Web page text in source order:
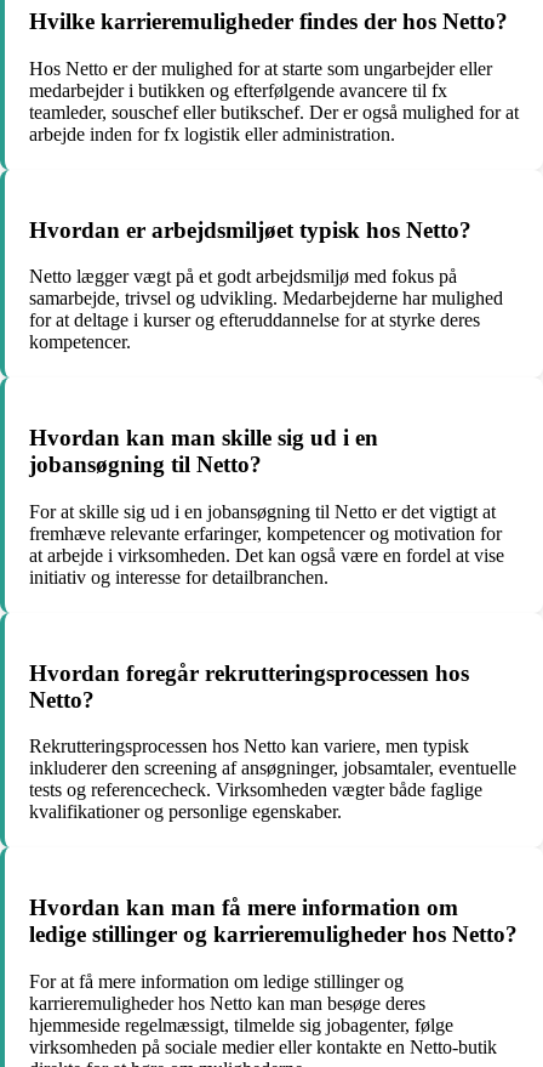
Hvilke karrieremuligheder findes der hos Netto?
Hos Netto er der mulighed for at starte som ungarbejder eller
medarbejder i butikken og efterfølgende avancere til fx
teamleder, souschef eller butikschef. Der er også mulighed for at
arbejde inden for fx logistik eller administration.
Hvordan er arbejdsmiljøet typisk hos Netto?
Netto lægger vægt på et godt arbejdsmiljø med fokus på
samarbejde, trivsel og udvikling. Medarbejderne har mulighed
for at deltage i kurser og efteruddannelse for at styrke deres
kompetencer.
Hvordan kan man skille sig ud i en
jobansøgning til Netto?
For at skille sig ud i en jobansøgning til Netto er det vigtigt at
fremhæve relevante erfaringer, kompetencer og motivation for
at arbejde i virksomheden. Det kan også være en fordel at vise
initiativ og interesse for detailbranchen.
Hvordan foregår rekrutteringsprocessen hos
Netto?
Rekrutteringsprocessen hos Netto kan variere, men typisk
inkluderer den screening af ansøgninger, jobsamtaler, eventuelle
tests og referencecheck. Virksomheden vægter både faglige
kvalifikationer og personlige egenskaber.
Hvordan kan man få mere information om
ledige stillinger og karrieremuligheder hos Netto?
For at få mere information om ledige stillinger og
karrieremuligheder hos Netto kan man besøge deres
hjemmeside regelmæssigt, tilmelde sig jobagenter, følge
virksomheden på sociale medier eller kontakte en Netto-butik